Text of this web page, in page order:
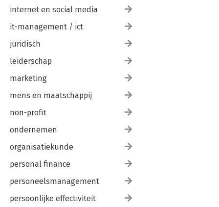
internet en social media
it-management / ict
juridisch
leiderschap
marketing
mens en maatschappij
non-profit
ondernemen
organisatiekunde
personal finance
personeelsmanagement
persoonlijke effectiviteit